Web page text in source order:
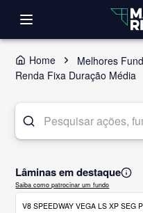
Home
Melhores
Renda Fixa Duração Média
Lâminas em destaque
Saiba como patrocinar um fundo
V8 SPEEDWAY VEGA LS XP SEG